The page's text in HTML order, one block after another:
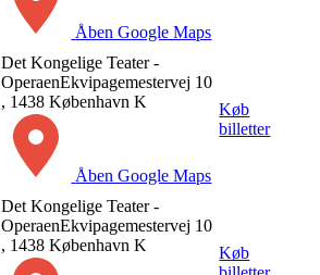
Åben Google Maps
Det Kongelige Teater -
OperaenEkvipagemestervej 10
, 1438 København K
Åben Google Maps
Køb
billetter
Det Kongelige Teater -
OperaenEkvipagemestervej 10
, 1438 København K
Køb